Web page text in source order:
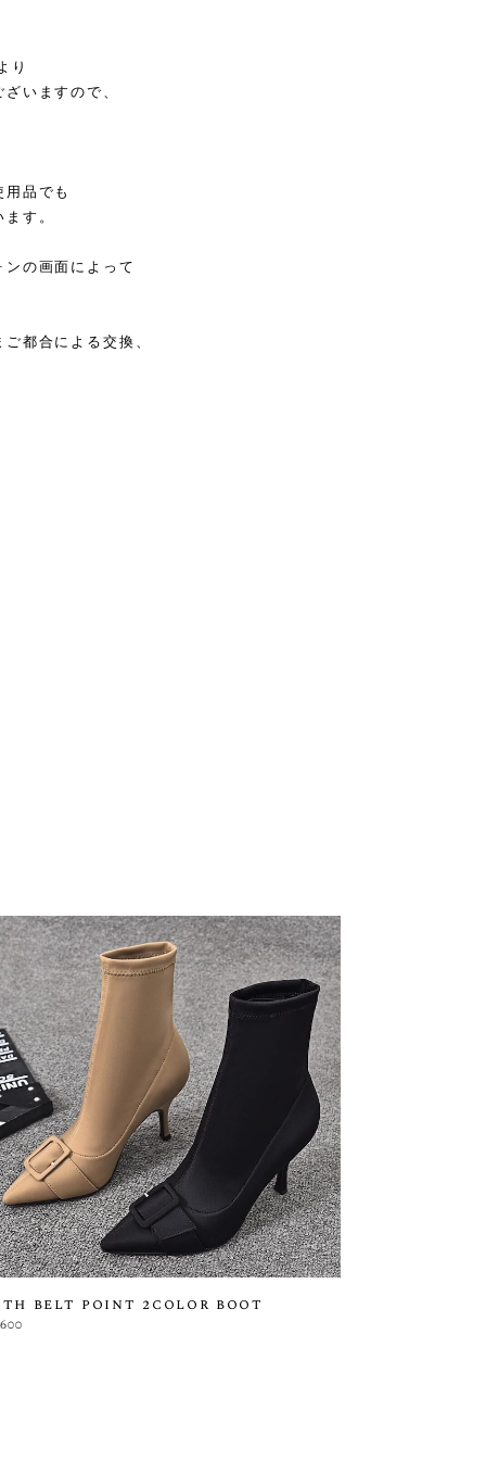
り
いますので、
品でも
す。
の画面によって
都合による交換、
belt point 2color boot